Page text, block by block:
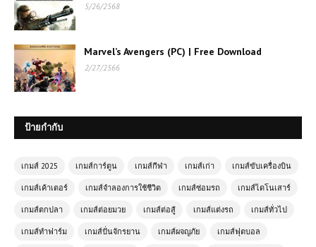
5/26/2568
Marvel’s Avengers (PC) | Free Download
2/27/2566
ป้ายกำกับ
เกมส์ 2025 เกมส์การ์ตูน เกมส์กีฬา เกมส์เก่า เกมส์ขับเครื่องบิน
เกมส์เค้าเตอร์ เกมส์จำลองการใช้ชีวิต เกมส์ซ่อมรถ เกมส์ไดโนเสาร์
เกมส์ตกปลา เกมส์ต่อยมวย เกมส์ต่อสู้ เกมส์แต่งรถ เกมส์ทั่วไป
เกมส์ทำฟาร์ม เกมส์ปั่นจักรยาน เกมส์ผจญภัย เกมส์ฟุตบอล
เกมส์ออนไลน์ฟรี Monster Truck
Booster – เกมรถบูสเตอร์สุดมันส์